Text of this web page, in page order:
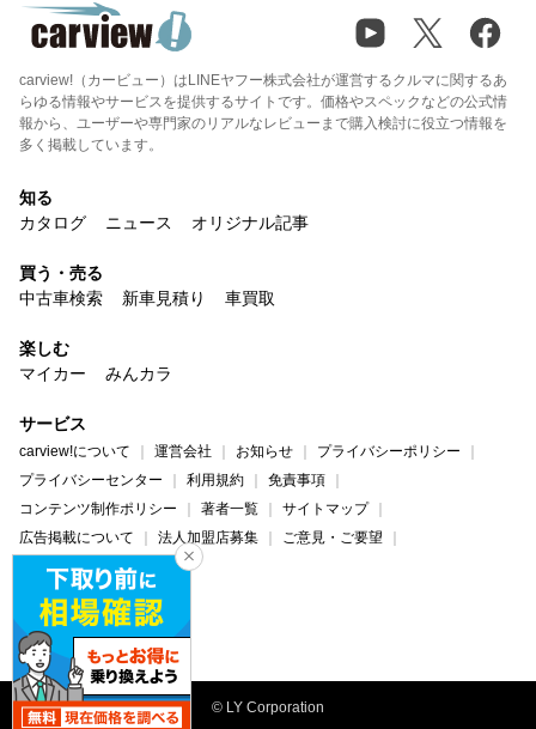
carview!（カービュー）はLINEヤフー株式会社が運営するクルマに関するあ
らゆる情報やサービスを提供するサイトです。価格やスペックなどの公式情
報から、ユーザーや専門家のリアルなレビューまで購入検討に役立つ情報を
多く掲載しています。
知る
カタログ
ニュース オリジナル記事
買う・売る
中古車検索
新車見積り 車買取
楽しむ
マイカー
みんカラ
サービス
carview!について 運営会社 お知らせ
プライバシーポリシー
プライバシーセンター
利用規約
免責事項
コンテンツ制作ポリシー
著者一覧
サイトマップ
広告掲載について
法人加盟店募集
ご意見・ご要望
ヘルプ・お問い合わせ
carview! Yahoo! JAPAN
© LY Corporation